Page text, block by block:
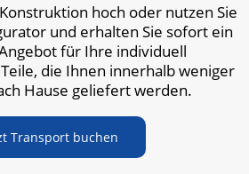
hoch oder nutzen Sie
und erhalten Sie sofort ein
für Ihre individuell
die Ihnen innerhalb weniger
Hause geliefert werden.
Transport buchen